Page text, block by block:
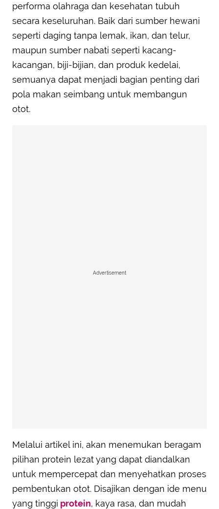
performa olahraga dan kesehatan tubuh
secara keseluruhan. Baik dari sumber hewani
seperti daging tanpa lemak, ikan, dan telur,
maupun sumber nabati seperti kacang-
kacangan, biji-bijian, dan produk kedelai,
semuanya dapat menjadi bagian penting dari
pola makan seimbang untuk membangun
otot.
Advertisement
Melalui artikel ini, akan menemukan beragam
pilihan protein lezat yang dapat diandalkan
untuk mempercepat dan menyehatkan proses
pembentukan otot. Disajikan dengan ide menu
yang tinggi protein, kaya rasa, dan mudah